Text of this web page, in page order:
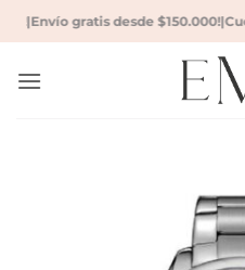
Saltar
al
Envío gratis desde $150.000!|